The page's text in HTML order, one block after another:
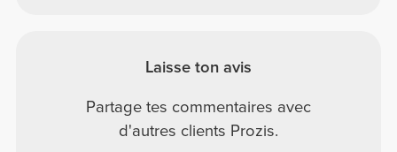
Laisse ton avis
Partage tes commentaires avec
d'autres clients Prozis.